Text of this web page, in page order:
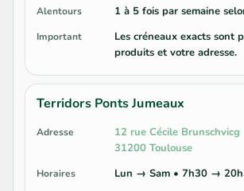
Alentours 1 à 5 fois par semaine
Important
Les créneaux exacts sont
produits et votre adresse.
Terridors Ponts Jumeaux
Adresse
12 rue Cécile Brunschvicg
31200 Toulouse
Horaires Lun → Sam • 7h30 →